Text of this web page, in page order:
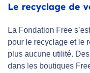
Le recyclage de
La Fondation Free
pour le recyclage et le
plus aucune utilité.
dans les boutiques